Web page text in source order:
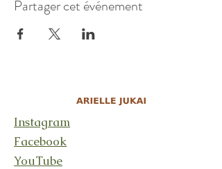
Partager cet événement
Instagram
Facebook
YouTube